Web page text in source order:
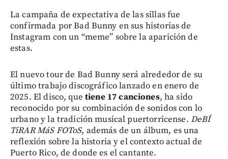
La campaña de expectativa de las sillas fue
confirmada por Bad Bunny en sus historias de
Instagram con un “meme” sobre la aparición de
estas.
El nuevo tour de Bad Bunny será alrededor de su
último trabajo discográfico lanzado en enero de
2025. El disco, que tiene 17 canciones, ha sido
reconocido por su combinación de sonidos con lo
urbano y la tradición musical puertorricense. DeBÍ
TiRAR MáS FOToS, además de un álbum, es una
reflexión sobre la historia y el contexto actual de
Puerto Rico, de donde es el cantante.